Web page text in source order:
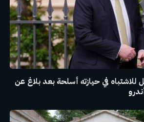
في حيازته أسلحة بعد بلاغ عن